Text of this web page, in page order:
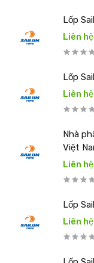
Lốp
Liên
Lốp
Liên
Nhà
Việt
Liên
Lốp
Liên